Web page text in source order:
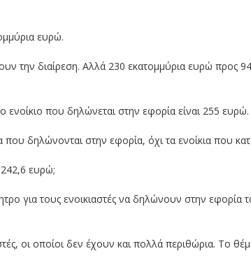
ευρώ.
την διαίρεση. Αλλά 230 εκατομμύρια ευρώ προς
που δηλώνεται στην εφορία είναι 255 ευρώ.
δηλώνονται στην εφορία, όχι τα ενοίκια που
ευρώ;
για τους ενοικιαστές να δηλώνουν στην εφορία
οι οποίοι δεν έχουν και πολλά περιθώρια. Το